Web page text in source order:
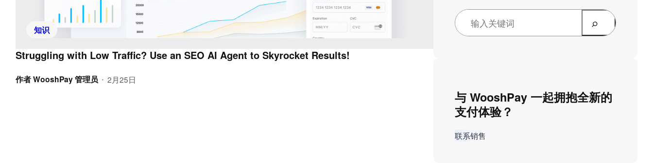
知识
Struggling with Low Traffic? Use an SEO AI Agent to Skyrocket Results!
作者WooshPay 管理员 • 2月25日
与 WooshPay 一起拥抱全新的
支付体验？
联系销售